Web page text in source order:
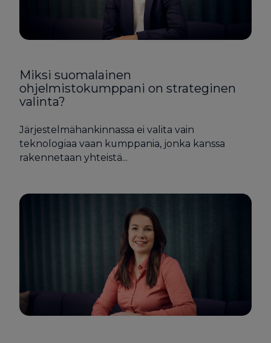
Miksi suomalainen
ohjelmistokumppani on strateginen
valinta?
Järjestelmähankinnassa ei valita vain
teknologiaa vaan kumppania, jonka kanssa
rakennetaan yhteistä...